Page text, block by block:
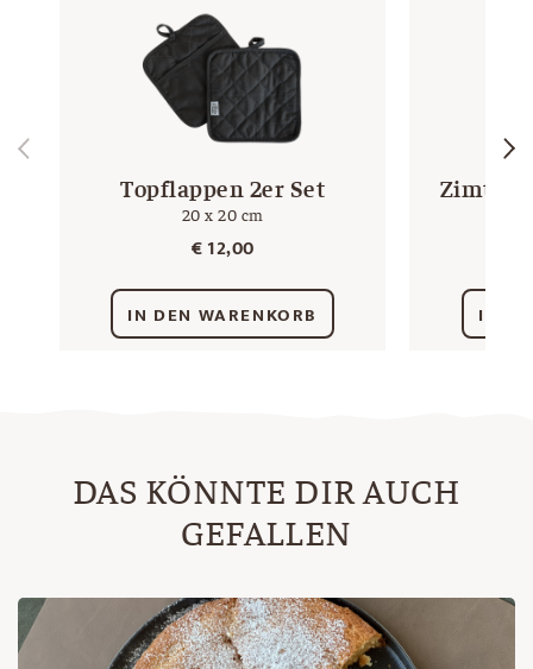
Topflappen 2er Set
20 x 20 cm
€12,00
IN DEN WARENKORB
Zimt &
IN
DAS KÖNNTE DIR AUCH
GEFALLEN